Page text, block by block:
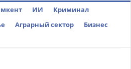
ИИ
Криминал
Аграрный сектор
Бизнес